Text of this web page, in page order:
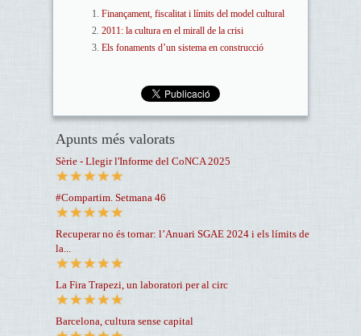
Finançament, fiscalitat i límits del model cultural
2011: la cultura en el mirall de la crisi
Els fonaments d’un sistema en construcció
Apunts més valorats
Sèrie - Llegir l'Informe del CoNCA 2025
#Compartim. Setmana 46
Recuperar no és tornar: l’Anuari SGAE 2024 i els límits de
la...
La Fira Trapezi, un laboratori per al circ
Barcelona, cultura sense capital